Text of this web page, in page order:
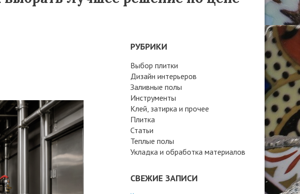
РУБРИКИ
Выбор плитки
Дизайн интерьеров
Заливные полы
Инструменты
Клей, затирка и прочее
Плитка
Статьи
Теплые полы
Укладка и обработка материалов
СВЕЖИЕ ЗАПИСИ